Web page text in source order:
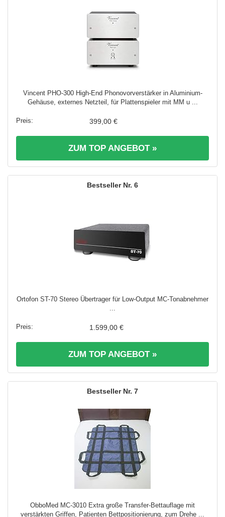
Vincent PHO-300 High-End Phonovorverstärker in Aluminium-
Gehäuse, externes Netzteil, für Plattenspieler mit MM u ...
399,00 €
ZUM TOP ANGEBOT »
6
Ortofon ST-70 Stereo Übertrager für Low-Output MC-Tonabnehmer
...
1.599,00 €
ZUM TOP ANGEBOT »
7
ObboMed MC-3010 Extra große Transfer-Bettauflage mit
verstärkten Griffen, Patienten Bettpositionierung, zum Drehe ...